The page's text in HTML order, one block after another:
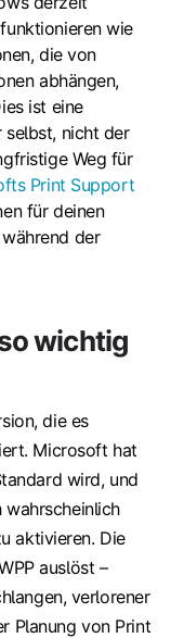
wie
die von
abhängen,
ist eine
selbst, nicht der
Weg für
Print Support
für deinen
der
wichtig
die es
Microsoft hat
wird, und
aktivieren. Die
auslöst –
verlorener
Planung von Print